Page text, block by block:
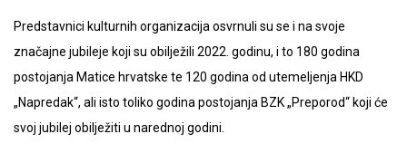
Predstavnici kulturnih organizacija osvrnuli su se i na svoje
značajne jubileje koji su obilježili 2022. godinu, i to 180 godina
postojanja Matice hrvatske te 120 godina od utemeljenja HKD
„Napredak“, ali isto toliko godina postojanja BZK „Preporod“ koji će
svoj jubilej obilježiti u narednoj godini.